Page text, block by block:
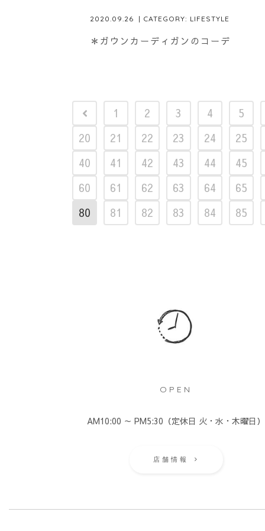
2020.09.26 | CATEGORY: LIFESTYLE
＊ガウンカーディガンのコーデ
1 2 3 4
5
20
21 22 23 24
25
40
41 42 43 44
45
60
61 62 63 64
65
80
81 82 83 84 85
OPEN
AM10:00 ～ PM5:30（定休日 火・水・木曜日）
店舗情報